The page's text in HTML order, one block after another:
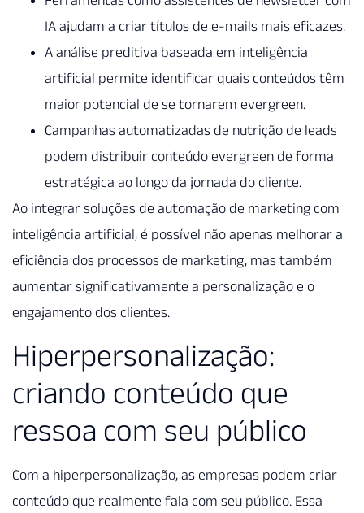
IA ajudam a criar títulos de e-mails mais eficazes.
A análise preditiva baseada em inteligência
artificial permite identificar quais conteúdos têm
maior potencial de se tornarem evergreen.
Campanhas automatizadas de nutrição de leads
podem distribuir conteúdo evergreen de forma
estratégica ao longo da jornada do cliente.
Ao integrar soluções de automação de marketing com
inteligência artificial, é possível não apenas melhorar a
eficiência dos processos de marketing, mas também
aumentar significativamente a personalização e o
engajamento dos clientes.
Hiperpersonalização:
criando conteúdo que
ressoa com seu público
Com a hiperpersonalização, as empresas podem criar
conteúdo que realmente fala com seu público. Essa